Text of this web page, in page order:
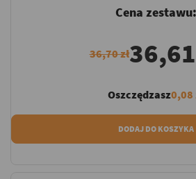
Cena zestawu:
36,70 zł
Oszczędzasz0,08
DODAJ DO KOSZYKA